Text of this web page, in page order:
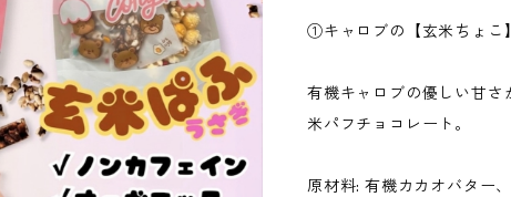
①キャロブの【玄米ちょこ
有機キャロブの優しい甘
米パフチョコレート。
原材料: 有機カカオバター